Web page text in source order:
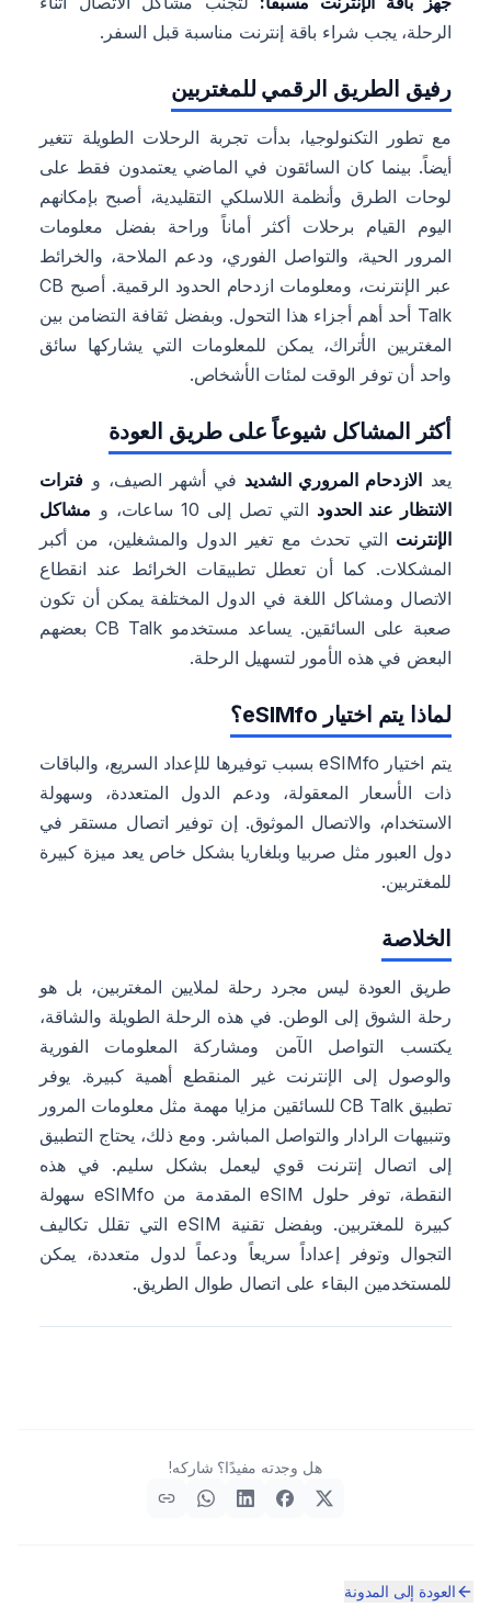
الرحلة، يجب شراء باقة إنترنت مناسبة قبل السفر.
رفيق الطريق الرقمي للمغتربين
مع تطور التكنولوجيا، بدأت تجربة الرحلات الطويلة تتغير
أيضاً. بينما كان السائقون في الماضي يعتمدون فقط على
لوحات الطرق وأنظمة اللاسلكي التقليدية، أصبح بإمكانهم
اليوم القيام برحلات أكثر أماناً وراحة بفضل معلومات
المرور الحية، والتواصل الفوري، ودعم الملاحة، والخرائط
عبر الإنترنت، ومعلومات ازدحام الحدود الرقمية. أصبح CB
Talk أحد أهم أجزاء هذا التحول. وبفضل ثقافة التضامن بين
المغتربين الأتراك، يمكن للمعلومات التي يشاركها سائق
واحد أن توفر الوقت لمئات الأشخاص.
أكثر المشاكل شيوعاً على طريق العودة
يعدالازدحام المروري الشديد في أشهر الصيف، و فترات
الانتظار عند الحدود التي تصل إلى 10 ساعات، و
مشاكل
الإنترنت التي تحدث مع تغير الدول والمشغلين، من أكبر
المشكلات. كما أن تعطل تطبيقات الخرائط عند انقطاع
الاتصال ومشاكل اللغة في الدول المختلفة يمكن أن تكون
صعبة على السائقين. يساعد مستخدمو CB Talk بعضهم
البعض في هذه الأمور لتسهيل الرحلة.
لماذا يتم اختيار eSIMfo؟
يتم اختيار eSIMfo بسبب توفيرها للإعداد السريع، والباقات
ذات الأسعار المعقولة، ودعم الدول المتعددة، وسهولة
الاستخدام، والاتصال الموثوق. إن توفير اتصال مستقر في
دول العبور مثل صربيا وبلغاريا بشكل خاص يعد ميزة كبيرة
للمغتربين.
الخلاصة
طريق العودة ليس مجرد رحلة لملايين المغتربين، بل هو
رحلة الشوق إلى الوطن. في هذه الرحلة الطويلة والشاقة،
يكتسب التواصل الآمن ومشاركة المعلومات الفورية
والوصول إلى الإنترنت غير المنقطع أهمية كبيرة. يوفر
تطبيق CB Talk للسائقين مزايا مهمة مثل معلومات المرور
وتنبيهات الرادار والتواصل المباشر. ومع ذلك، يحتاج التطبيق
إلى اتصال إنترنت قوي ليعمل بشكل سليم. في هذه
النقطة، توفر حلول eSIM المقدمة من eSIMfo سهولة
كبيرة للمغتربين. وبفضل تقنية eSIM التي تقلل تكاليف
التجوال وتوفر إعداداً سريعاً ودعماً لدول متعددة، يمكن
للمستخدمين البقاء على اتصال طوال الطريق.
هل وجدته مفيدًا؟ شاركه!
العودة إلى المدونة